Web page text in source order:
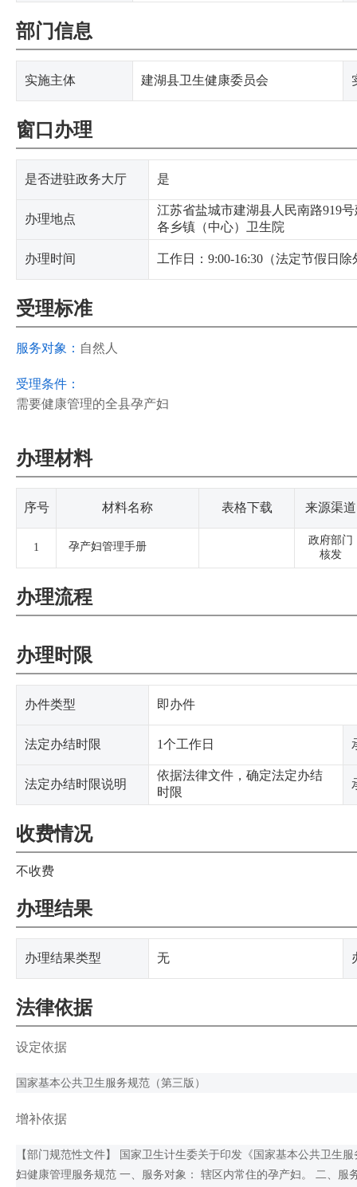
部门信息
实施主体 建湖县卫生健康委员会
窗口办理
是否进驻政务大厅 是
办理地点
江苏省盐城市建湖县人民南路919
各乡镇（中心）卫生院
办理时间 工作日：9:00-16:30（法定节假日除
受理标准
服务对象： 自然人
受理条件：
需要健康管理的全县孕产妇
办理材料
序号 材料名称 表格下载 来源渠道
1 孕产妇管理手册
政府部门
核发
办理流程
办理时限
办件类型 即办件
法定办结时限 1个工作日
法定办结时限说明
依据法律文件，确定法定办结
时限
收费情况
不收费
办理结果
办理结果类型 无
法律依据
设定依据
国家基本公共卫生服务规范（第三版）
增补依据
【部门规范性文件】 国家卫生计生委关于印发《国家基本公共卫生
妇健康管理服务规范 一、服务对象： 辖区内常住的孕产妇。 二、